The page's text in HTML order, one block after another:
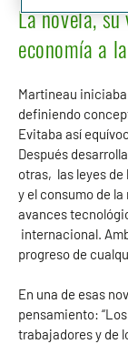
La novela,
economía a
Martineau
definiendo
Evitaba así
Después
otras, las leyes
y el consumo de
avances
internacional.
progreso de
En una de esas
pensamiento:
trabajadores y de